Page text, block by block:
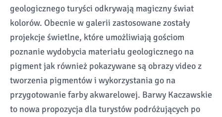
geologicznego turyści odkrywają magiczny świat
kolorów. Obecnie w galerii zastosowane zostały
projekcje świetlne, które umożliwiają gościom
poznanie wydobycia materiału geologicznego na
pigment jak również pokazywane są obrazy video z
tworzenia pigmentów i wykorzystania go na
przygotowanie farby akwarelowej. Barwy Kaczawskie
to nowa propozycja dla turystów podróżujących po